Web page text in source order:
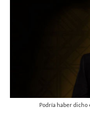
Podría haber dicho